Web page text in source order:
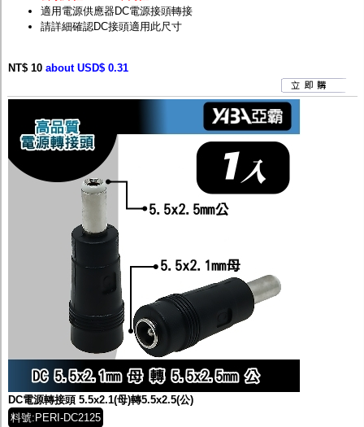
適用電源供應器DC電源接頭轉接
請詳細確認DC接頭適用此尺寸
NT$ 10 about USD$ 0.31
DC電源轉接頭 5.5x2.1(母)轉5.5x2.5(公)
料號:PERI-DC2125